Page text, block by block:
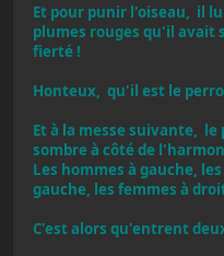
Et pour punir l'oiseau, il
plumes rouges qu'il avait
fierté !
Honteux, qu'il est le
Et à la messe suivante,
sombre à côté de
Les hommes à gauche,
gauche, les femmes à
C'est alors qu'entrent